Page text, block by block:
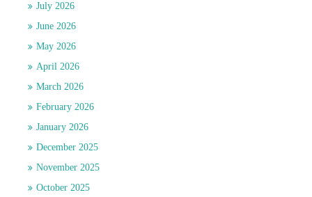
July 2026
June 2026
May 2026
April 2026
March 2026
February 2026
January 2026
December 2025
November 2025
October 2025